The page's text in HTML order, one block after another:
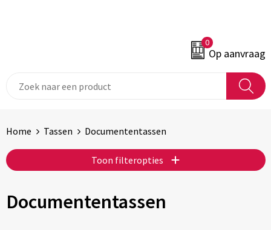
0
Op aanvraag
Home Tassen Documententassen
Toon filteropties
Documententassen